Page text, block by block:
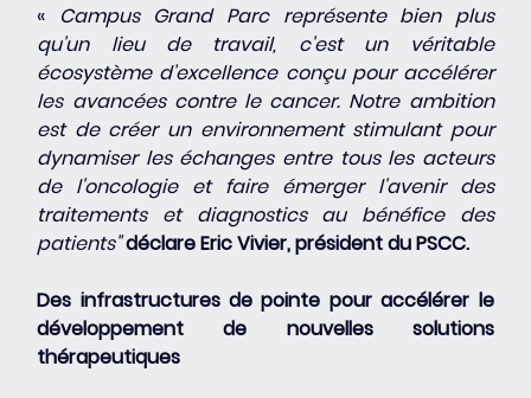
« Campus Grand Parc représente bien plus
qu'un lieu de travail, c'est un véritable
écosystème d’excellence conçu pour accélérer
les avancées contre le cancer. Notre ambition
est de créer un environnement stimulant pour
dynamiser les échanges entre tous les acteurs
de l'oncologie et faire émerger l'avenir des
traitements et diagnostics au bénéfice des
patients" déclare Eric Vivier, président du PSCC.
Des infrastructures de pointe pour accélérer le
développement de nouvelles solutions
thérapeutiques